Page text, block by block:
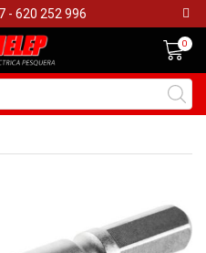
- 620 252 996
0
input